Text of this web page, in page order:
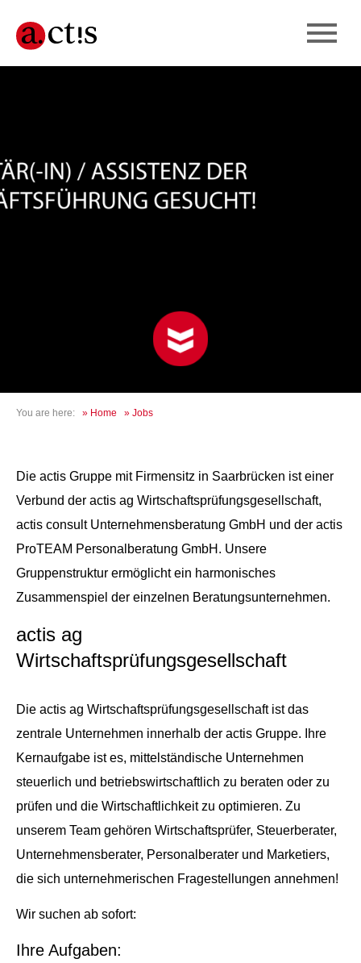
You are here: » Home » Jobs
Die actis Gruppe mit Firmensitz in Saarbrücken ist einer
Verbund der actis ag Wirtschaftsprüfungsgesellschaft,
actis consult Unternehmensberatung GmbH und der actis
ProTEAM Personalberatung GmbH. Unsere
Gruppenstruktur ermöglicht ein harmonisches
Zusammenspiel der einzelnen Beratungsunternehmen.
actis ag
Wirtschaftsprüfungsgesellschaft
Die actis ag Wirtschaftsprüfungsgesellschaft ist das
zentrale Unternehmen innerhalb der actis Gruppe. Ihre
Kernaufgabe ist es, mittelständische Unternehmen
steuerlich und betriebswirtschaftlich zu beraten oder zu
prüfen und die Wirtschaftlichkeit zu optimieren. Zu
unserem Team gehören Wirtschaftsprüfer, Steuerberater,
Unternehmensberater, Personalberater und Marketiers,
die sich unternehmerischen Fragestellungen annehmen!
Wir suchen ab sofort:
Ihre Aufgaben: